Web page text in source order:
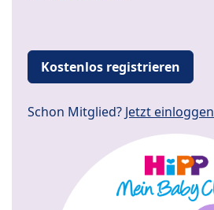
Kostenlos registrieren
Schon Mitglied? Jetzt einloggen